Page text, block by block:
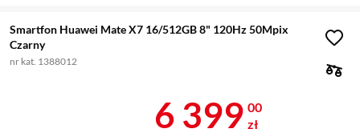
Smartfon Huawei Mate X7 16/512GB 8" 120Hz 50Mpix
Czarny
nr kat. 1388012
Cena 6 399
6 399 00
zł